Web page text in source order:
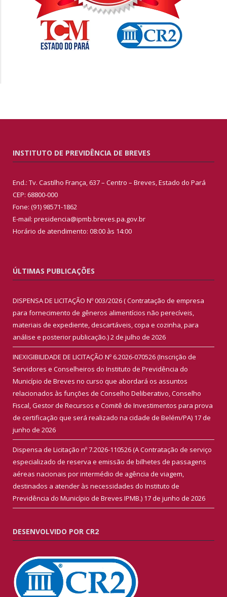
INSTITUTO DE PREVIDÊNCIA DE BREVES
End.: Tv. Castilho França, 637 – Centro – Breves, Estado do Pará
CEP: 68800-000
Fone: (91) 98571-1862
E-mail: presidencia@ipmb.breves.pa.gov.br
Horário de atendimento: 08:00 às 14:00
ÚLTIMAS PUBLICAÇÕES
DISPENSA DE LICITAÇÃO Nº 003/2026 ( Contratação de empresa
para fornecimento de gêneros alimentícios não perecíveis,
materiais de expediente, descartáveis, copa e cozinha, para
análise e posterior publicação.)2 de julho de 2026
INEXIGIBILIDADE DE LICITAÇÃO Nº 6.2026-070526 (Inscrição de
Servidores e Conselheiros do Instituto de Previdência do
Município de Breves no curso que abordará os assuntos
relacionados às funções de Conselho Deliberativo, Conselho
Fiscal, Gestor de Recursos e Comitê de Investimentos para prova
de certificação que será realizado na cidade de Belém/PA) 17 de
junho de 2026
Dispensa de Licitação nº 7.2026-110526 (A Contratação de serviço
especializado de reserva e emissão de bilhetes de passagens
aéreas nacionais por intermédio de agência de viagem,
destinados a atender às necessidades do Instituto de
Previdência do Município de Breves IPMB.) 17 de junho de 2026
DESENVOLVIDO POR CR2